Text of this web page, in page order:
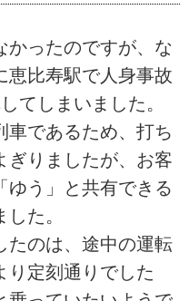
かったのですが、な
恵比寿駅で人身事故
てしまいました。
車であるため、打ち
ぎりましたが、お客
ゆう」と共有できる
た。
たのは、途中の運転
り定刻通りでした